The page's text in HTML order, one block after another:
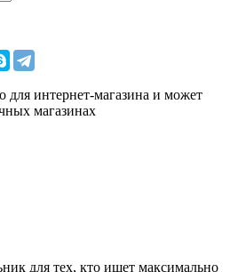
для интернет-магазина и может
магазинах
для тех, кто ищет максимально